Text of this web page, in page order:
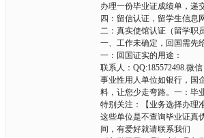
办理一份毕业证成绩单，递
四：留信认证，留学生信息
二：真实使馆认证（留学职
一、工作未确定，回国需先
一：回国证实的用途：
联系人：QQ:185572498.微信
事业性用人单位如银行，国
料，让您少走弯路。一：毕
特别关注：【业务选择办理
这些单位是不查询毕业证真
间，有爱好就请联系我们